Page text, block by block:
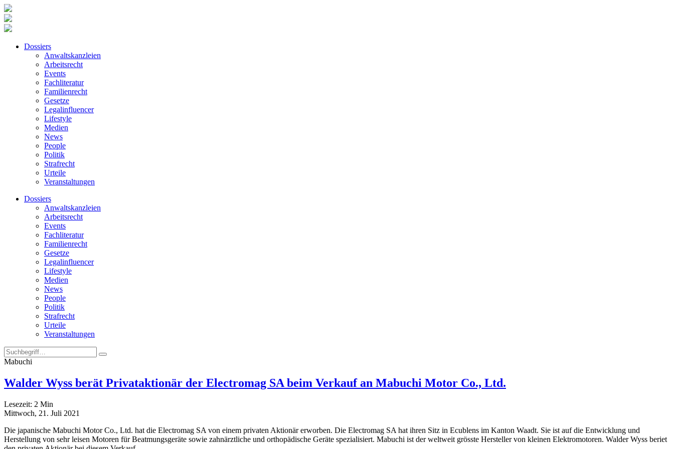
Dossiers
Anwaltskanzleien
Arbeitsrecht
Events
Fachliteratur
Familienrecht
Gesetze
Legalinfluencer
Lifestyle
Medien
News
People
Politik
Strafrecht
Urteile
Veranstaltungen
Dossiers
Anwaltskanzleien
Arbeitsrecht
Events
Fachliteratur
Familienrecht
Gesetze
Legalinfluencer
Lifestyle
Medien
News
People
Politik
Strafrecht
Urteile
Veranstaltungen
Mabuchi
Walder Wyss berät Privataktionär der Electromag SA beim Verkauf an Mabuchi Motor Co., Ltd.
Lesezeit: 2 Min
Mittwoch, 21. Juli 2021
Die japanische Mabuchi Motor Co., Ltd. hat die Electromag SA von einem privaten Aktionär erworben. Die Electromag SA hat ihren Sitz in Ecublens im Kanton Waadt. Sie ist auf die Entwicklung und
Herstellung von sehr leisen Motoren für Beatmungsgeräte sowie zahnärztliche und orthopädische Geräte spezialisiert. Mabuchi ist der weltweit grösste Hersteller von kleinen Elektromotoren. Walder Wyss beriet